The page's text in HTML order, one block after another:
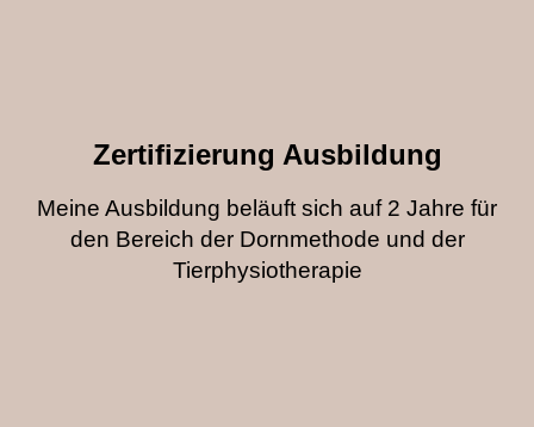
Zertifizierung Ausbildung
Meine Ausbildung beläuft sich auf 2 Jahre für
den Bereich der Dornmethode und der
Tierphysiotherapie